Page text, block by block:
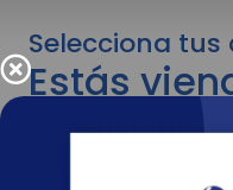
Selecciona
Estás
para
Para cambiar al